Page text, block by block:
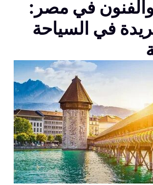
والفنون في مصر:
في السياحة